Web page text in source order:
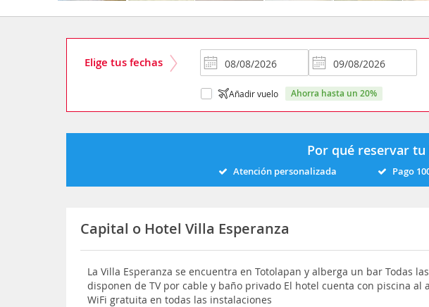
Elige tus fechas
Añadir vuelo ahorra hasta un 20%
Por qué reservar
Atención personalizada Pago
Capital o Hotel Villa Esperanza
La Villa Esperanza se encuentra en Totolapan y alberga un bar Todas
disponen de TV por cable y baño privado El hotel cuenta con piscina al
WiFi gratuita en todas las instalaciones